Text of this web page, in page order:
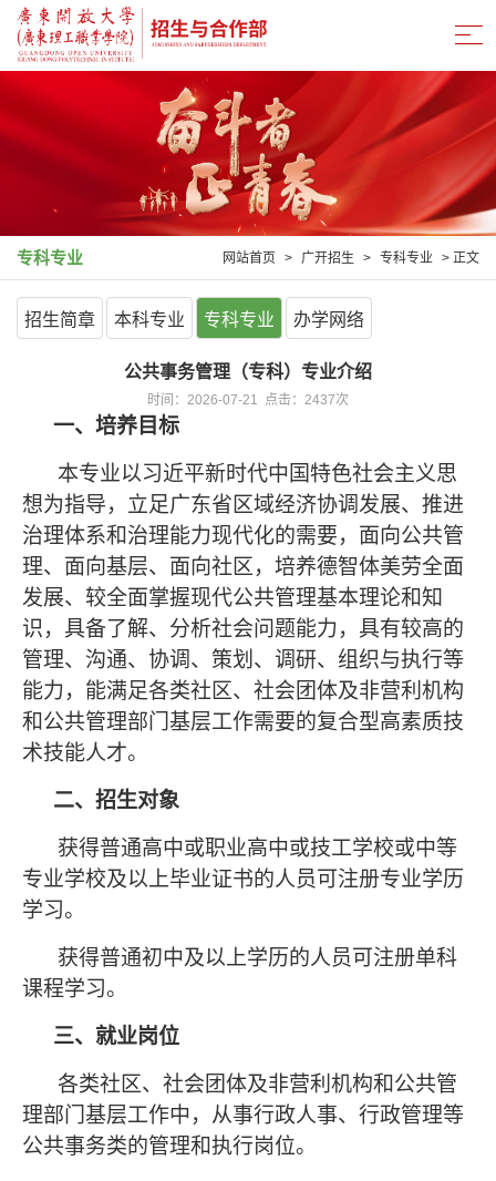
专科专业 网站首页 > 广开招生 > 专科专业 > 正文
招生简章 本科专业 专科专业 办学网络
公共事务管理（专科）专业介绍
时间：2026-07-21 点击： 2437次
一、培养目标
本专业以习近平新时代中国特色社会主义思
想为指导，立足广东省区域经济协调发展、推进
治理体系和治理能力现代化的需要，面向公共管
理、面向基层、面向社区，培养德智体美劳全面
发展、较全面掌握现代公共管理基本理论和知
识，具备了解、分析社会问题能力，具有较高的
管理、沟通、协调、策划、调研、组织与执行等
能力，能满足各类社区、社会团体及非营利机构
和公共管理部门基层工作需要的复合型高素质技
术技能人才。
二、招生对象
获得普通高中或职业高中或技工学校或中等
专业学校及以上毕业证书的人员可注册专业学历
学习。
获得普通初中及以上学历的人员可注册单科
课程学习。
三、就业岗位
各类社区、社会团体及非营利机构和公共管
理部门基层工作中，从事行政人事、行政管理等
公共事务类的管理和执行岗位。